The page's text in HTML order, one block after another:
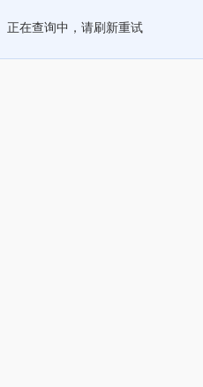
正在查询中，请刷新重试